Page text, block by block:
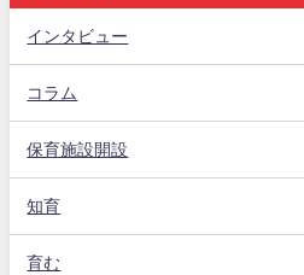
インタビュー
コラム
保育施設開設
知育
育む